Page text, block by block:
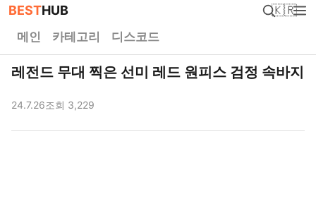
BESTHUB 🇰🇷
메인 카테고리 디스코드
레전드 무대 찍은 선미 레드 원피스 검정 속바지
24.7.26조회 3,229